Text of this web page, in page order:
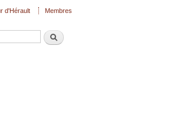
Recherche
d'Hérault Membres